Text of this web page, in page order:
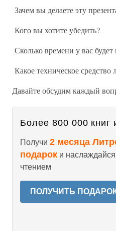
Зачем вы делаете эту
Кого вы хотите убедить?
Сколько времени у вас
Какое техническое средство
Давайте обсудим каждый
Более 800 000 книг
Получи 2 месяца
подарок и
чтением
ПОЛУЧИТЬ